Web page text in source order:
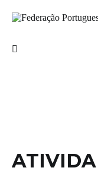
para
Santiago